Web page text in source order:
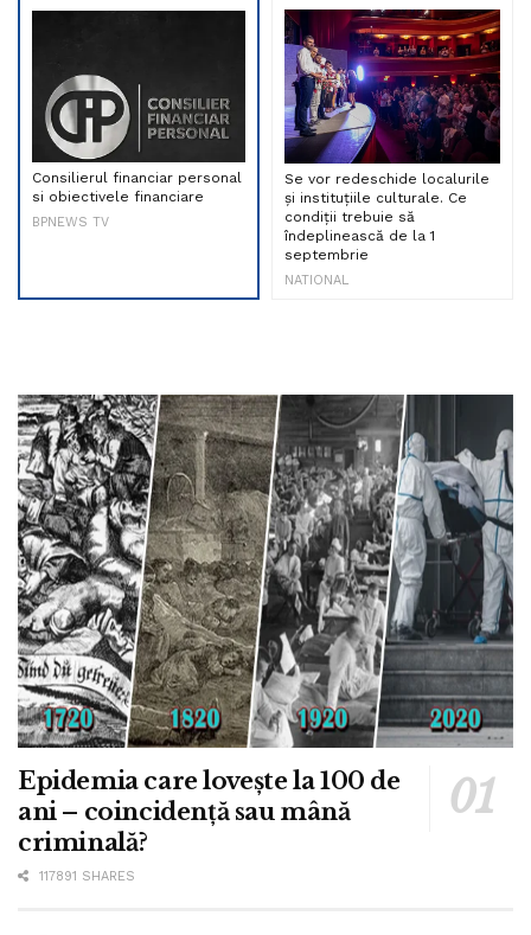
Consilierul financiar personal
si obiectivele financiare
BPNEWS TV
Se vor redeschide localurile
și instituțiile culturale. Ce
condiții trebuie să
îndeplinească de la 1
septembrie
NATIONAL
Epidemia care lovește la 100 de
ani – coincidență sau mână
criminală?
117891 SHARES